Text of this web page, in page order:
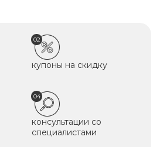
02
купоны на скидку
04
консультации со
специалистами